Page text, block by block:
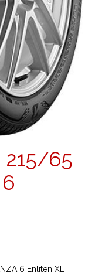
215/65
6 Enliten XL